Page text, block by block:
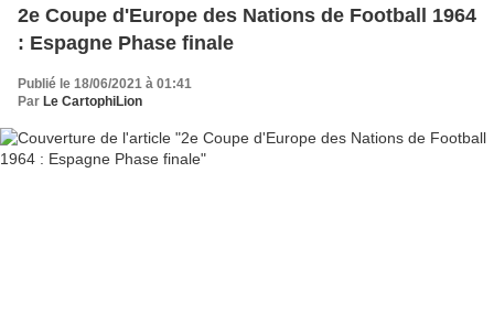
2e Coupe d'Europe des Nations de Football 1964
: Espagne Phase finale
Publié le 18/06/2021 à 01:41
Par Le CartophiLion